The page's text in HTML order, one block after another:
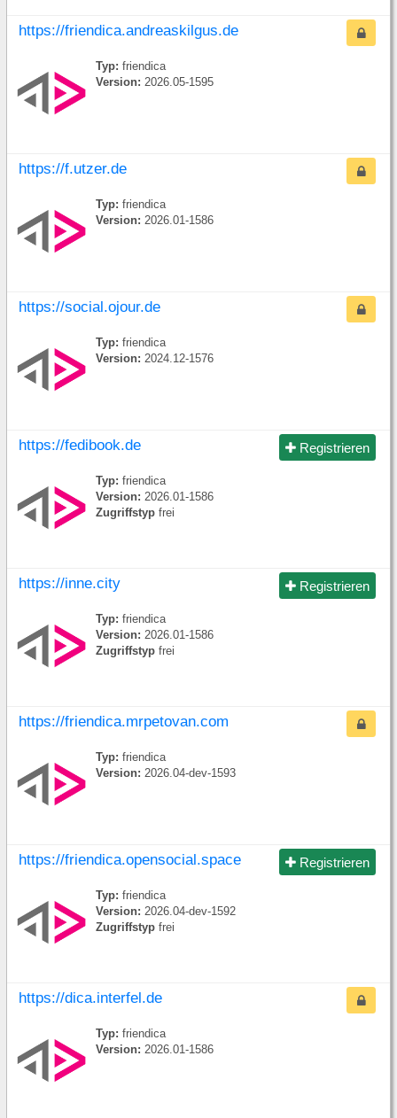
https://friendica.andreaskilgus.de
Typ: friendica
Version: 2026.05-1595
https://f.utzer.de
Typ: friendica
Version: 2026.01-1586
https://social.ojour.de
Typ: friendica
Version: 2024.12-1576
Registrieren
https://fedibook.de
Typ: friendica
Version: 2026.01-1586
Zugriffstyp frei
Registrieren
https://inne.city
Typ: friendica
Version: 2026.01-1586
Zugriffstyp frei
https://friendica.mrpetovan.com
Typ: friendica
Version: 2026.04-dev-1593
Registrieren
https://friendica.opensocial.space
Typ: friendica
Version: 2026.04-dev-1592
Zugriffstyp frei
https://dica.interfel.de
Typ: friendica
Version: 2026.01-1586